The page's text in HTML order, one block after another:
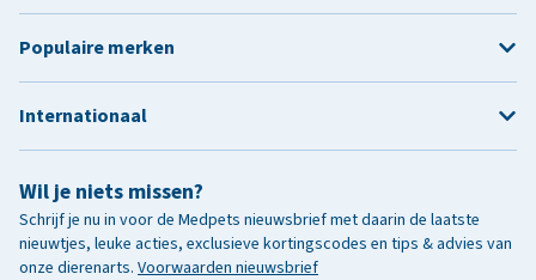
Wil je niets missen?
Schrijf je nu in voor de Medpets nieuwsbrief met daarin de laatste
nieuwtjes, leuke acties, exclusieve kortingscodes en tips & advies van
onze dierenarts. Voorwaarden nieuwsbrief
Populaire merken
Internationaal